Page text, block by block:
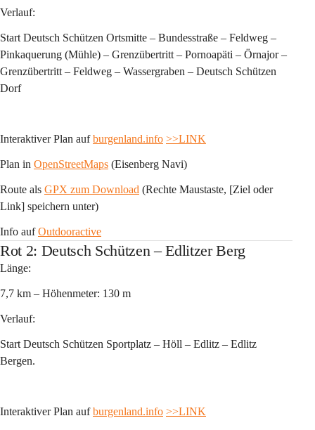
Verlauf:
Start Deutsch Schützen Ortsmitte – Bundesstraße – Feldweg –
Pinkaquerung (Mühle) – Grenzübertritt – Pornoapäti – Örnajor –
Grenzübertritt – Feldweg – Wassergraben – Deutsch Schützen
Dorf
Interaktiver Plan auf burgenland.info >>LINK
Plan in OpenStreetMaps (Eisenberg Navi)
Route als GPX zum Download (Rechte Maustaste, [Ziel oder
Link] speichern unter)
Info auf Outdooractive
Rot 2: Deutsch Schützen – Edlitzer Berg
Länge:
7,7 km – Höhenmeter: 130 m
Verlauf:
Start Deutsch Schützen Sportplatz – Höll – Edlitz – Edlitz
Bergen.
Interaktiver Plan auf burgenland.info >>LINK